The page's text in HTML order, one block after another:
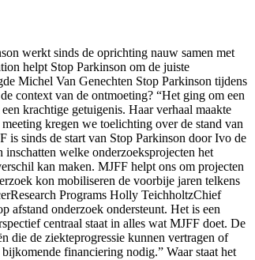
werkt sinds de oprichting nauw samen met
helpt Stop Parkinson om de juiste
Michel Van Genechten Stop Parkinson tijdens
context van de ontmoeting? “Het ging om een
krachtige getuigenis. Haar verhaal maakte
kregen we toelichting over de stand van
is sinds de start van Stop Parkinson door Ivo de
welke onderzoeksprojecten het
kan maken. MJFF helpt ons om projecten
kon mobiliseren de voorbije jaren telkens
Programs Holly TeichholtzChief
afstand onderzoek ondersteunt. Het is een
centraal staat in alles wat MJFF doet. De
die de ziekteprogressie kunnen vertragen of
financiering nodig.” Waar staat het